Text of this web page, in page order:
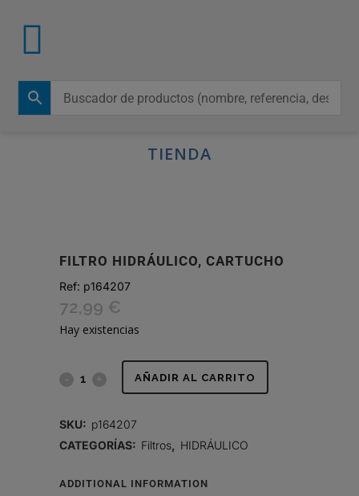
TIENDA
FILTRO HIDRÁULICO, CARTUCHO
Ref: p164207
72,99 €
Hay existencias
FILTRO
CARTUCHO
AÑADIR AL CARRITO
SKU: p164207
CATEGORÍAS: Filtros HIDRÁULICO
ADDITIONAL INFORMATION